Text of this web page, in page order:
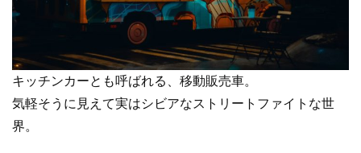
キッチンカーとも呼ばれる、移動販売車。
気軽そうに見えて実はシビアなストリートファイトな世
界。